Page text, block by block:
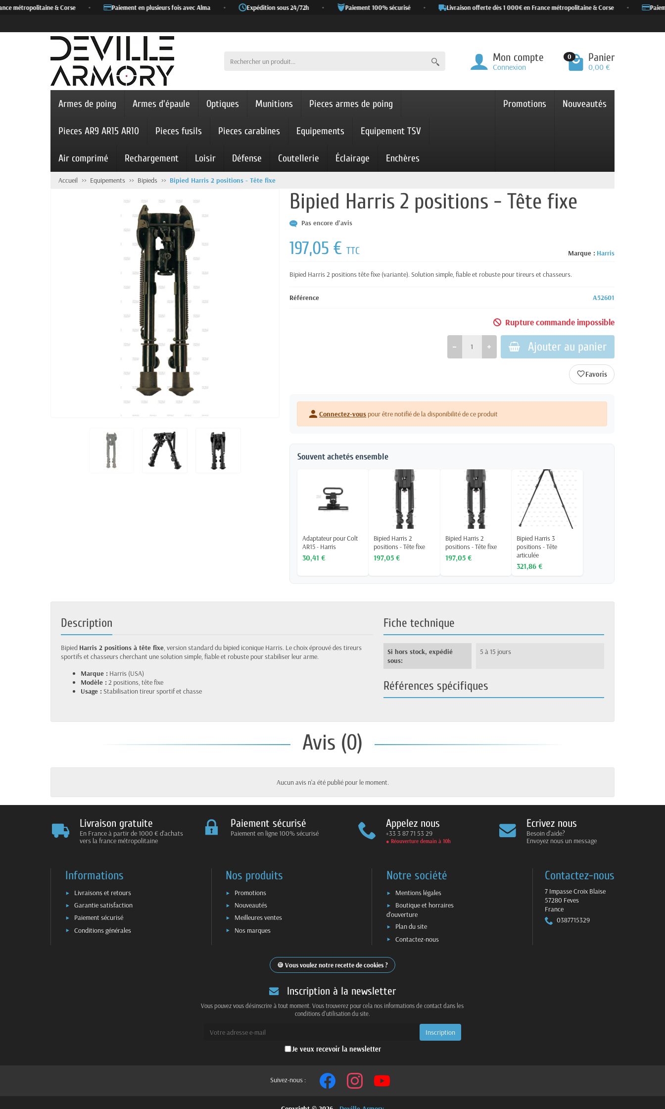
métropolitaine & Corse Paiement en plusieurs fois avec Alma Expédition sous 24/72h Paiement 100% sécurisé Livraison offerte dès 1 000€ en France métropolitaine & Corse
Mon compte
Connexion
0 Panier
0,00 €
Armes de poing Armes d'épaule Optiques Munitions Pieces armes de poing
Pieces AR9 AR15 AR10 Pieces fusils Pieces carabines Equipements Equipement TSV
Air comprimé Rechargement Loisir Défense Coutellerie Éclairage Enchères
Promotions Nouveautés
Accueil Equipements Bipieds Bipied Harris 2 positions - Tête fixe
Bipied Harris 2 positions - Tête fixe
Pas encore d'avis
Marque : Harris
197,05 €TTC
Bipied Harris 2 positions tête fixe (variante). Solution simple, fiable et robuste pour tireurs et chasseurs.
Référence A52601
Rupture commande impossible
Ajouter au panier
favorite_border
personConnectez-vous pour être notifié de la disponibilité de ce produit
Souvent achetés ensemble
Adaptateur pour Colt
AR15 - Harris
30,41 €
Bipied Harris 2
positions - Tête fixe
197,05 €
Bipied Harris 2
positions - Tête fixe
197,05 €
Bipied Harris 3
positions - Tête
articulée
321,86 €
Description
Bipied Harris 2 positions à tête fixe, version standard du bipied iconique Harris. Le choix éprouvé des tireurs
sportifs et chasseurs cherchant une solution simple, fiable et robuste pour stabiliser leur arme.
Marque : Harris (USA)
Modèle : 2 positions, tête fixe
Usage : Stabilisation tireur sportif et chasse
Fiche technique
Si hors stock, expédié
sous:
5 à 15 jours
Références spécifiques
Avis (0)
Aucun avis n'a été publié pour le moment.
Livraison gratuite
En France à partir de 1000 € d'achats
vers la france métropolitaine
Paiement sécurisé
Paiement en ligne 100% sécurisé
Appelez nous
+33 3 87 71 53 29
● Réouverture demain à 10h
Ecrivez nous
Besoin d'aide?
Envoyez nous un message
Informations
Livraisons et retours
Garantie satisfaction
Paiement sécurisé
Conditions générales
Nos produits
Promotions
Nouveautés
Meilleures ventes
Nos marques
Notre société
Mentions légales
Boutique et horraires
d'ouverture
Plan du site
Contactez-nous
Contactez-nous
7 Impasse Croix Blaise
57280 Feves
France
0387715329
Vous voulez notre recette de cookies ?
Inscription à la newsletter
Vous pouvez vous désinscrire à tout moment. Vous trouverez pour cela nos informations de contact dans les
conditions d'utilisation du site.
Je veux recevoir la newsletter
Suivez-nous :